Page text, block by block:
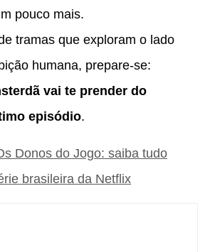
pouco mais.
tramas que exploram o lado
humana, prepare-se:
vai te prender do
episódio.
Donos do Jogo: saiba tudo
brasileira da Netflix